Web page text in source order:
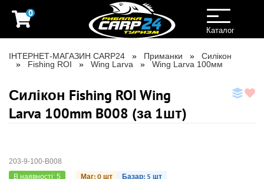
0
Toggle
navigation
Каталог
ІНТЕРНЕТ-МАГАЗИН CARP24 Приманки
Силікон
Fishing ROI
Wing Larva Wing Larva 100мм
Силікон Fishing ROI Wing
Larva 100mm B008 (за 1шт)
203-9-100-B008
В наявності: 5
Маг: 0 шт Базар: 5 шт